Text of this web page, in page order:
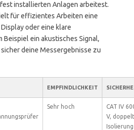
installierten Anlagen arbeitest.
für effizientes Arbeiten eine
oder eine klare
Beispiel ein akustisches Signal,
deine Messergebnisse zu
EMPFINDLICHKEIT
Sehr hoch
CAT IV
V,
Isolierung